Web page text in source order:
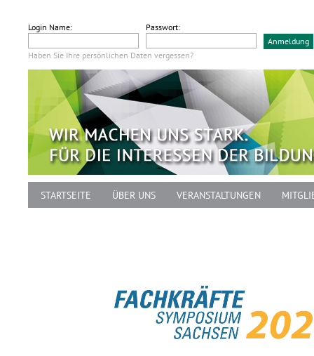
Login Name: Passwort:
Haben Sie Ihre persönlichen Daten vergessen?
STARTSEITE ÜBER UNS VERANSTALTUNGEN